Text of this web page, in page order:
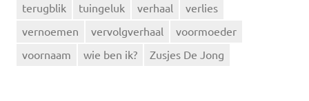
terugblik
tuingeluk verhaal
verlies
vernoemen
vervolgverhaal
voormoeder
voornaam
wie ben ik? Zusjes De Jong